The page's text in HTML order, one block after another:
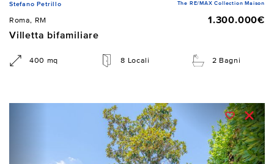
Stefano Petrillo The RE/MAX Collection Maison
Roma, RM
1.300.000€
Villetta bifamiliare
400 mq 8 Locali 2 Bagni